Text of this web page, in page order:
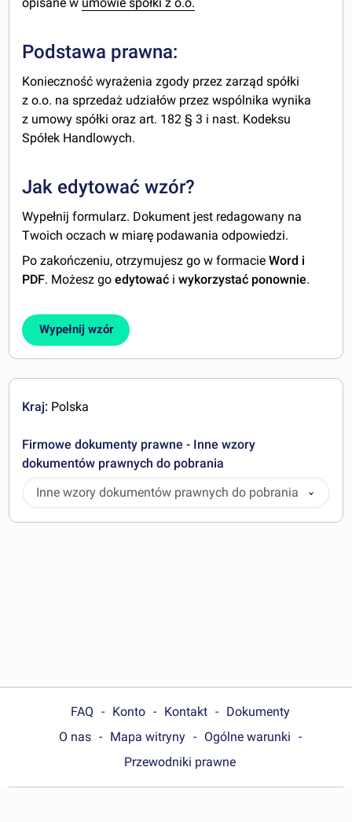
Podstawa prawna:
Konieczność wyrażenia zgody przez zarząd spółki
z o.o. na sprzedaż udziałów przez wspólnika wynika
z umowy spółki oraz art. 182 § 3 i nast. Kodeksu
Spółek Handlowych.
Jak edytować wzór?
Wypełnij formularz. Dokument jest redagowany na
Twoich oczach w miarę podawania odpowiedzi.
Po zakończeniu, otrzymujesz go w formacieWord i
PDF. Możesz goedytować iwykorzystać ponownie.
Wypełnij wzór
Kraj: Polska
Firmowe dokumenty prawne - Inne wzory
dokumentów prawnych do pobrania
Inne wzory dokumentów prawnych do pobrania
FAQ Konto Kontakt
Dokumenty
O nas
Mapa witryny
Ogólne warunki
Przewodniki prawne